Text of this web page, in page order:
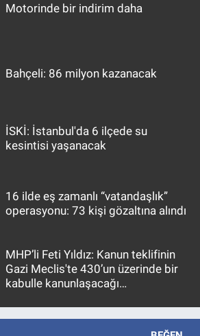
Motorinde bir indirim daha
Bahçeli: 86 milyon kazanacak
İSKİ: İstanbul'da 6 ilçede su
kesintisi yaşanacak
16 ilde eş zamanlı “vatandaşlık”
operasyonu: 73 kişi gözaltına alındı
MHP’li Feti Yıldız: Kanun teklifinin
Gazi Meclis'te 430’un üzerinde bir
kabulle kanunlaşacağı